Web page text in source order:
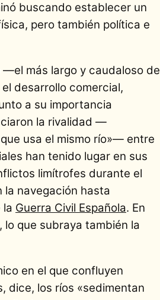
buscando establecer un
pero también política e
—el más largo y caudaloso de
desarrollo comercial,
a su importancia
la rivalidad —
usa el mismo río»— entre
han tenido lugar en sus
limítrofes durante el
navegación hasta
la Guerra Civil Española. En
que subraya también la
en el que confluyen
dice, los ríos «sedimentan